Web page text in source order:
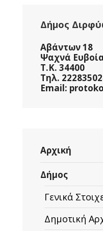
Δήμος
Αβάντων 18
Ψαχνά
Τ.Κ. 34400
Τηλ.
Email:
Αρχική
Δήμος
Γενικά
Δημοτική